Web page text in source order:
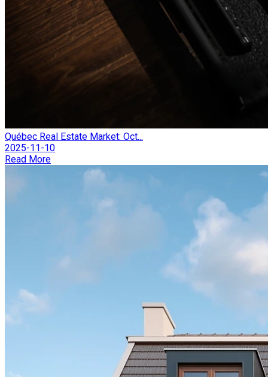
Québec Real Estate Market: Oct...
2025-11-10
Read More